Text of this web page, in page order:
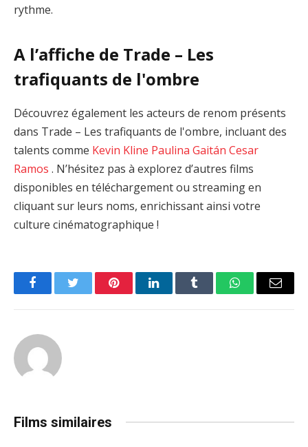
rythme.
A l’affiche de Trade – Les
trafiquants de l'ombre
Découvrez également les acteurs de renom présents
dans Trade – Les trafiquants de l'ombre, incluant des
talents comme Kevin Kline Paulina Gaitán Cesar
Ramos . N’hésitez pas à explorez d’autres films
disponibles en téléchargement ou streaming en
cliquant sur leurs noms, enrichissant ainsi votre
culture cinématographique !
FacebookTwitter PinterestLinkedInTumblr WhatsAppEmail
Films similaires